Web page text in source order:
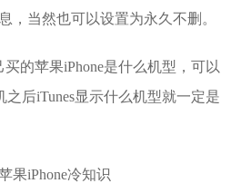
，当然也可以设置为永久不删。
的苹果iPhone是什么机型，可以
之后iTunes显示什么机型就一定是